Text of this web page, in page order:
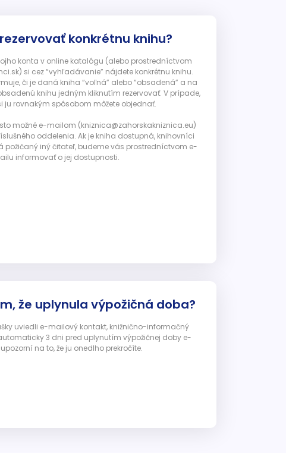
konkrétnu knihu?
konta v online katalógu (alebo prostredníctvom
si cez “vyhľadávanie” nájdete konkrétnu knihu.
či je daná kniha “voľná” alebo “obsadená” a na
knihu jedným kliknutím rezervovať. V prípade,
ju rovnakým spôsobom môžete objednať.
možné e-mailom (kniznica@zahorskakniznica.eu)
oddelenia. Ak je kniha dostupná, knihovníci
požičaný iný čitateľ, budeme vás prostredníctvom e-
informovať o jej dostupnosti.
že uplynula výpožičná doba?
uviedli e-mailový kontakt, knižnično-informačný
3 dni pred uplynutím výpožičnej doby e-
na to, že ju onedlho prekročíte.